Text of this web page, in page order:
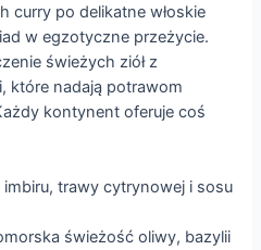
curry po delikatne włoskie
w egzotyczne przeżycie.
świeżych ziół z
które nadają potrawom
kontynent oferuje coś
trawy cytrynowej i sosu
świeżość oliwy, bazylii